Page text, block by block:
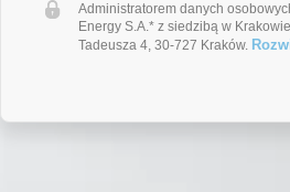
Administratorem danych
Energy S.A.* z siedzibą w
Tadeusza 4, 30-727 Kraków.